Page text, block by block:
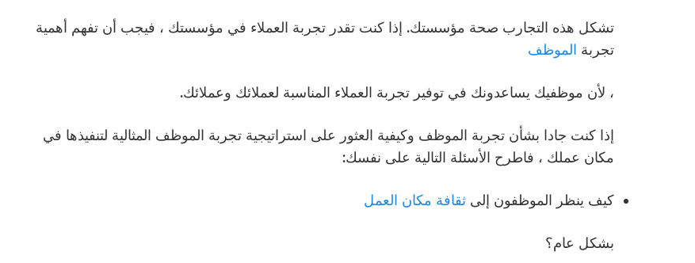
تشكل هذه التجارب صحة مؤسستك. إذا كنت تقدر تجربة العملاء في مؤسستك ، فيجب أن تفهم أهمية
تجربة الموظف
، لأن موظفيك يساعدونك في توفير تجربة العملاء المناسبة لعملائك وعملائك.
إذا كنت جادا بشأن تجربة الموظف وكيفية العثور على استراتيجية تجربة الموظف المثالية لتنفيذها في
مكان عملك ، فاطرح الأسئلة التالية على نفسك:
كيف ينظر الموظفون إلى ثقافة مكان العمل
بشكل عام؟